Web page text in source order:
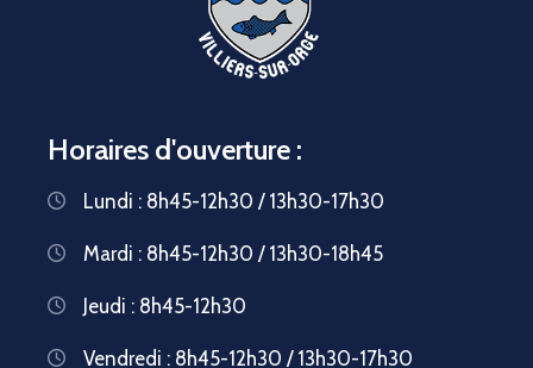
Horaires d'ouverture :
Lundi : 8h45-12h30 / 13h30-17h30
Mardi : 8h45-12h30 / 13h30-18h45
Jeudi : 8h45-12h30
Vendredi : 8h45-12h30 / 13h30-17h30